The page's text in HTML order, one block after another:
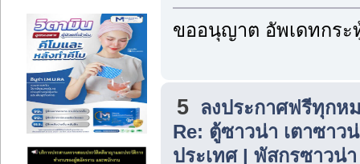
ขออนุญาต อัพเดทกระ
5
ลงประกาศฟรีทุกห
Re: ตู้ซาวน่า เตาซา
ประเทศ | พัสกรซาวน่า